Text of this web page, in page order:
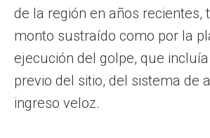
de la región en años recientes,
monto sustraído como por la
ejecución del golpe, que
previo del sitio, del sistema de
ingreso veloz.